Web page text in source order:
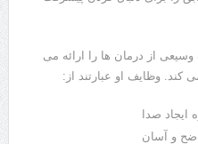
از درمان ها را ارائه می
کند. وظایف او عبارتند از:
ایجاد صدا
و آسان